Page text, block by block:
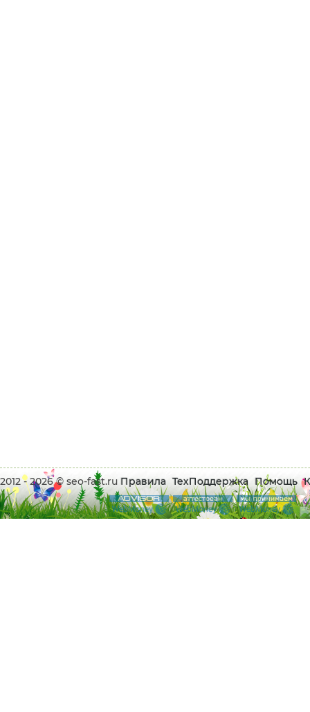
2012 - 2026 © seo-fast.ru Правила ТехПоддержка Помощь